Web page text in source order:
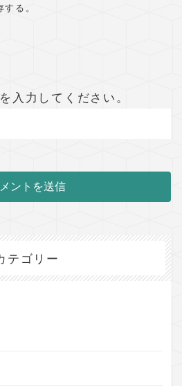
る。
入力してください。
テゴリー